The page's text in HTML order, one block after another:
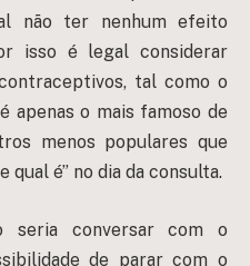
não ter nenhum efeito
isso é legal considerar
tal como o
apenas o mais famoso de
menos populares que
qual é” no dia da consulta.
seria conversar com o
de parar com o